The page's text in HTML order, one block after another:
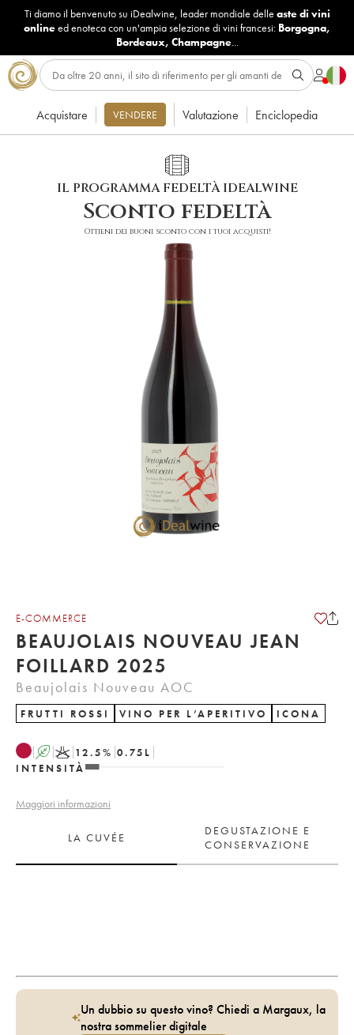
Ti diamo il benvenuto su iDealwine, leader mondiale delle aste di vini
onlineed enoteca con un'ampia selezione di vini francesi: Borgogna,
Bordeaux, Champagne...
Acquistare VENDERE Valutazione Enciclopedia
IL PROGRAMMA FEDELTÀ IDEALWINE
Sconto fedeltà
Ottieni dei buoni sconto con i tuoi acquisti!
E-COMMERCE
BEAUJOLAIS NOUVEAU JEAN
FOILLARD 2025
Beaujolais Nouveau AOC
FRUTTI ROSSI VINO PER L’APERITIVO ICONA
A K 12.5% 0.75 L
INTENSITÀ
Maggiori informazioni
LA CUVÉE
DEGUSTAZIONE E
CONSERVAZIONE
Un dubbio su questo vino? Chiedi a Margaux, la
nostra sommelier digitale